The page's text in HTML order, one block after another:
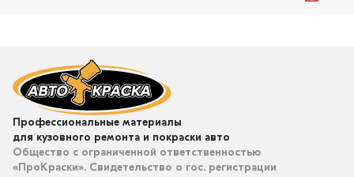
Профессиональные материалы
для кузовного ремонта и покраски авто
Общество с ограниченной ответственностью
«ПроКраски». Свидетельство о гос. регистрации